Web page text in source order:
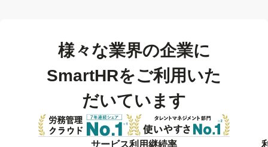
様々な業界の企業に
SmartHRをご利用いた
だいています
サービス利用継続率